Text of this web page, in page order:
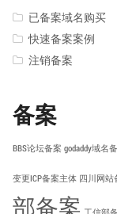
已备案域名购买
快速备案案例
注销备案
备案
BBS论坛备案 godaddy域名
变更ICP备案主体 四川网站
部备案